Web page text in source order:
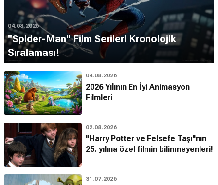
04.08.2026
''Spider-Man'' Film Serileri Kronolojik
Sıralaması!
04.08.2026
2026 Yılının En İyi Animasyon
Filmleri
02.08.2026
"Harry Potter ve Felsefe Taşı"nın
25. yılına özel filmin bilinmeyenleri!
31.07.2026